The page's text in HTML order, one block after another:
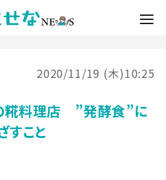
2020/11/19 (木)10:25
糀料理店 ”発酵食”に
すこと